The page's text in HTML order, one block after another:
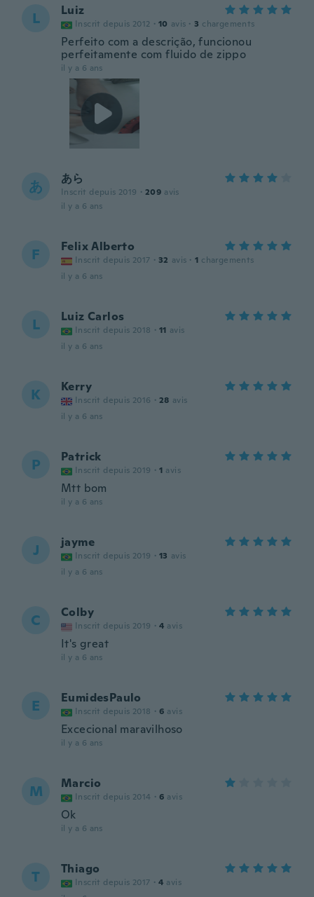
L Luiz
Inscrit depuis 2012 · 10 avis · 3 chargements
Perfeito com a descrição, funcionou
perfeitamente com fluido de zippo
il y a 6 ans
あ あら
Inscrit depuis 2019 · 209 avis
il y a 6 ans
F Felix Alberto
Inscrit depuis 2017 · 32 avis · 1 chargements
il y a 6 ans
L Luiz Carlos
Inscrit depuis 2018 · 11 avis
il y a 6 ans
K Kerry
Inscrit depuis 2016 · 28 avis
il y a 6 ans
P Patrick
Inscrit depuis 2019 · 1 avis
Mtt bom
il y a 6 ans
J jayme
Inscrit depuis 2019 · 13 avis
il y a 6 ans
C Colby
Inscrit depuis 2019 · 4 avis
It's great
il y a 6 ans
E EumidesPaulo
Inscrit depuis 2018 · 6 avis
Excecional maravilhoso
il y a 6 ans
M Marcio
Inscrit depuis 2014 · 6 avis
Ok
il y a 6 ans
T Thiago
Inscrit depuis 2017 · 4 avis